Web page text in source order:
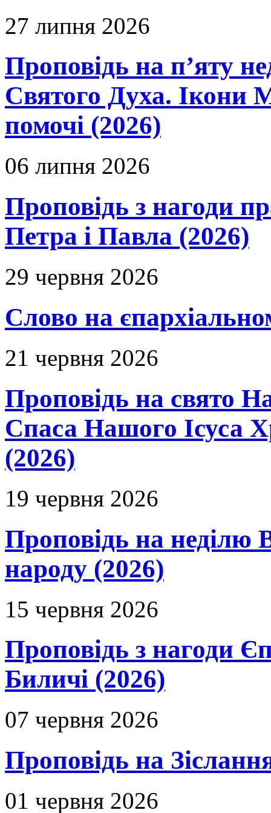
27 липня 2026
Проповідь на п’яту
Святого Духа. Ікони
помочі (2026)
06 липня 2026
Проповідь з нагоди
Петра і Павла (2026)
29 червня 2026
Слово на
21 червня 2026
Проповідь на свято
Спаса Нашого Ісуса
(2026)
19 червня 2026
Проповідь на неділю
народу (2026)
15 червня 2026
Проповідь з нагоди
Биличі (2026)
07 червня 2026
Проповідь на
01 червня 2026